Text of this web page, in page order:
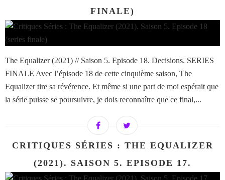
FINALE)
The Equalizer (2021) // Saison 5. Episode 18. Decisions. SERIES
FINALE Avec l’épisode 18 de cette cinquième saison, The
Equalizer tire sa révérence. Et même si une part de moi espérait que
la série puisse se poursuivre, je dois reconnaître que ce final,...
CRITIQUES SÉRIES : THE EQUALIZER
(2021). SAISON 5. EPISODE 17.